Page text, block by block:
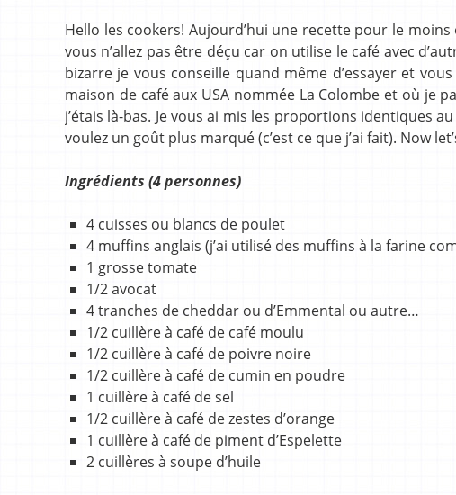
Hello les cookers! Aujourd’hui une recette pour le
vous n’allez pas être déçu car on utilise le café avec
bizarre je vous conseille quand même d’essayer et
maison de café aux USA nommée La Colombe et où je
j’étais là-bas. Je vous ai mis les proportions identiques
voulez un goût plus marqué (c’est ce que j’ai fait). Now
Ingrédients (4 personnes)
4 cuisses ou blancs de poulet
4 muffins anglais (j’ai utilisé des muffins à la farine
1 grosse tomate
1/2 avocat
4 tranches de cheddar ou d’Emmental ou autre…
1/2 cuillère à café de café moulu
1/2 cuillère à café de poivre noire
1/2 cuillère à café de cumin en poudre
1 cuillère à café de sel
1/2 cuillère à café de zestes d’orange
1 cuillère à café de piment d’Espelette
2 cuillères à soupe d’huile